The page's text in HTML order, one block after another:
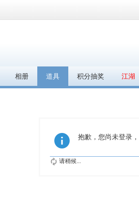
相册 道具 积分抽奖 江湖
抱歉，您尚未登录
请稍候...